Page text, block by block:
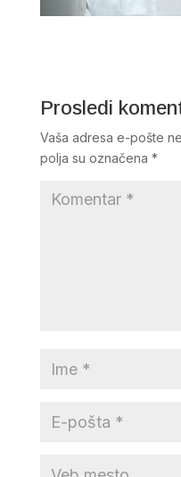
Prosledi
Vaša adresa e-pošte
polja su označena *